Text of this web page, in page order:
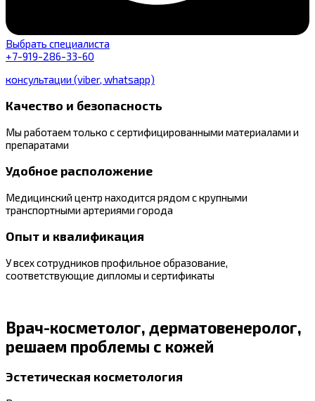
Выбрать специалиста
+7-919-286-33-60
консультации (viber, whatsapp)
Качество и безопасность
Мы работаем только с сертифицированными материалами и
препаратами
Удобное расположение
Медицинский центр находится рядом с крупными
транспортными артериями города
Опыт и квалификация
У всех сотрудников профильное образование,
соответствующие дипломы и сертификаты
Врач-косметолог, дерматовенеролог,
решаем проблемы с кожей
Эстетическая косметология